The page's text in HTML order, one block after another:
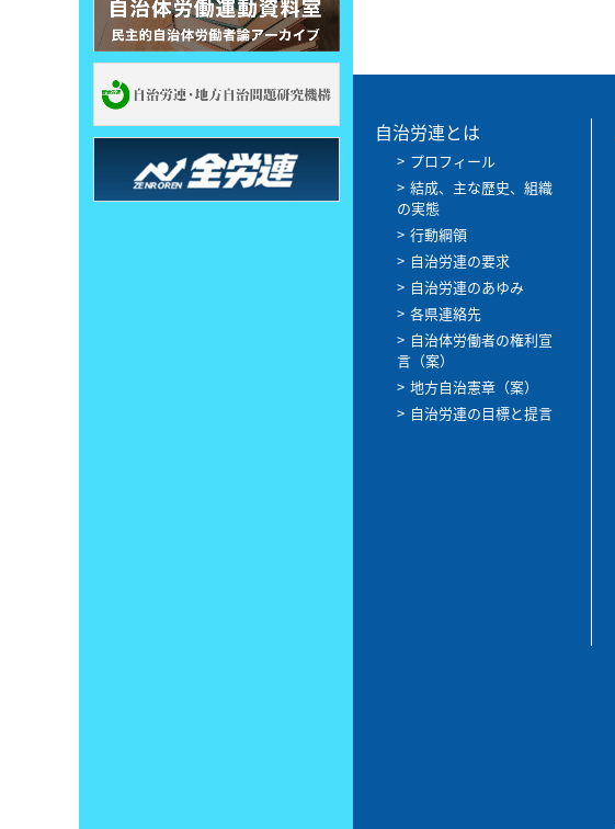
自治労連とは
プロフィール
結成、主な歴史、組織
の実態
行動綱領
自治労連の要求
自治労連のあゆみ
各県連絡先
自治体労働者の権利宣
言（案）
地方自治憲章（案）
自治労連の目標と提言